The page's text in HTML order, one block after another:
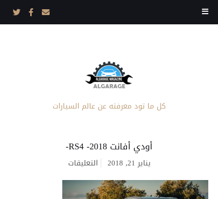
كل ما تود معرفته عن عالم السيارات
أودي أفانت RS4 -2018-
يناير 21, 2018 التعليقات
أفانت